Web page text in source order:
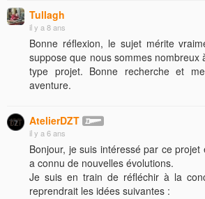
Tullagh
il y a 8 ans
Bonne réflexion, le sujet mérite
suppose que nous sommes nombreux
type projet. Bonne recherche et
aventure.
AtelierDZT
il y a 6 ans
Bonjour, je suis intéressé par ce
a connu de nouvelles évolutions.
Je suis en train de réfléchir à la
reprendrait les idées suivantes :